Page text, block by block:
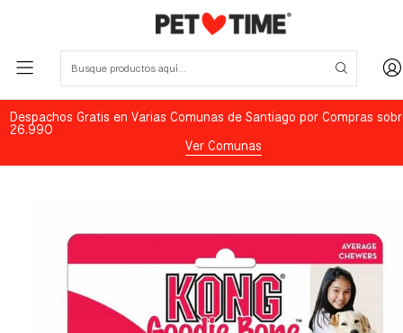
Despachos Gratis en Varias Comunas de Santiago por Compras
26.990
Ver Comunas